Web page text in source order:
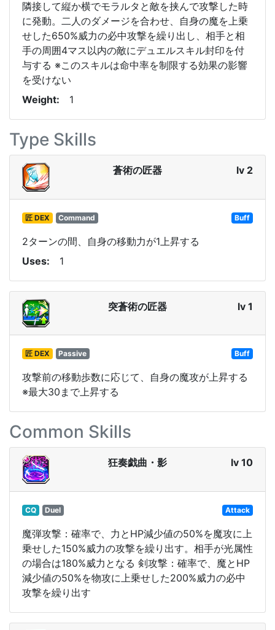
隣接して縦か横でモラルタと敵を挟んで攻撃した時
に発動。二人のダメージを合わせ、自身の魔を上乗
せした650%威力の必中攻撃を繰り出し、相手と相
手の周囲4マス以内の敵にデュエルスキル封印を付
与する ※このスキルは命中率を制限する効果の影響
を受けない
Weight
1
Type Skills
蒼術の匠器 lv 2
匠 DEX Command Buff
2ターンの間、自身の移動力が1上昇する
Uses
1
突蒼術の匠器 lv 1
匠 DEX Passive Buff
攻撃前の移動歩数に応じて、自身の魔攻が上昇する
※最大30まで上昇する
Common Skills
狂奏戯曲・影 lv 10
CQ Duel Attack
魔弾攻撃：確率で、力とHP減少値の50%を魔攻に上
乗せした150%威力の攻撃を繰り出す。相手が光属性
の場合は180%威力となる 剣攻撃：確率で、魔とHP
減少値の50%を物攻に上乗せした200%威力の必中
攻撃を繰り出す